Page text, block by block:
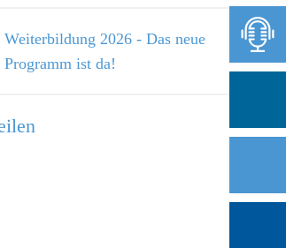
Weiterbildung 2026 - Das neue
Programm ist da!